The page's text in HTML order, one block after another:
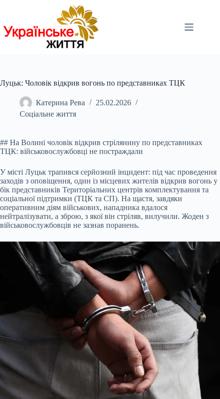
Луцьк: Чоловік відкрив вогонь по представниках ТЦК
Катерина Рева
25.02.2026
Соціальне життя
## На Волині чоловік відкрив стрілянину по представниках
ТЦК: військовослужбовці не постраждали
У місті Луцьк трапився серйозний інцидент: під час проведення
заходів з оповіщення, один із місцевих жителів відкрив вогонь у
бік представників Територіальних центрів комплектування та
соціальної підтримки (ТЦК та СП). На щастя, завдяки
оперативним діям військових, нападника вдалося
нейтралізувати, а зброю, з якої він стріляв, вилучили. Жоден з
військовослужбовців не зазнав поранень.